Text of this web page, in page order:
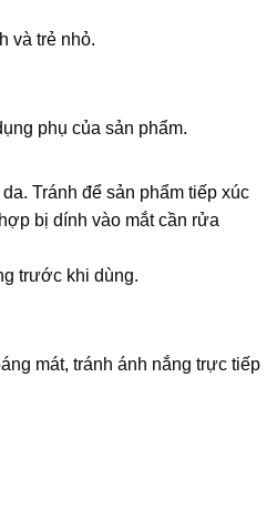
và trẻ nhỏ.
phụ của sản phẩm.
Tránh để sản phẩm tiếp xúc
bị dính vào mắt cần rửa
trước khi dùng.
mát, tránh ánh nắng trực tiếp